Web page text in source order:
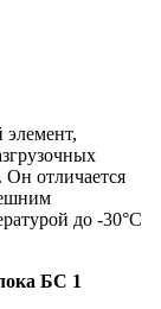
Он отличается
до -30°C
БС 1